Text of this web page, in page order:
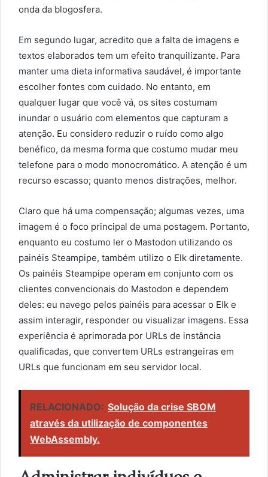
onda da blogosfera.
Em segundo lugar, acredito que a falta de imagens e
textos elaborados tem um efeito tranquilizante. Para
manter uma dieta informativa saudável, é importante
escolher fontes com cuidado. No entanto, em
qualquer lugar que você vá, os sites costumam
inundar o usuário com elementos que capturam a
atenção. Eu considero reduzir o ruído como algo
benéfico, da mesma forma que costumo mudar meu
telefone para o modo monocromático. A atenção é um
recurso escasso; quanto menos distrações, melhor.
Claro que há uma compensação; algumas vezes, uma
imagem é o foco principal de uma postagem. Portanto,
enquanto eu costumo ler o Mastodon utilizando os
painéis Steampipe, também utilizo o Elk diretamente.
Os painéis Steampipe operam em conjunto com os
clientes convencionais do Mastodon e dependem
deles: eu navego pelos painéis para acessar o Elk e
assim interagir, responder ou visualizar imagens. Essa
experiência é aprimorada por URLs de instância
qualificadas, que convertem URLs estrangeiras em
URLs que funcionam em seu servidor local.
RELACIONADO: Solução da crise SBOM
através da utilização de componentes
WebAssembly.